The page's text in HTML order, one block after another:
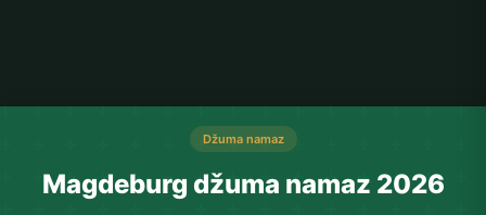
Džuma namaz
Magdeburg džuma namaz 2026